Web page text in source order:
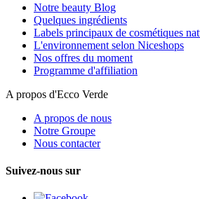
Notre beauty Blog
Quelques ingrédients
Labels principaux de cosmétiques
L'environnement selon Niceshops
Nos offres du moment
Programme d'affiliation
A propos d'Ecco Verde
A propos de nous
Notre Groupe
Nous contacter
Suivez-nous sur